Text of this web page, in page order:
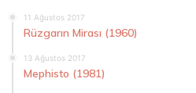
11 Ağustos 2017
Rüzgarın Mirası (1960)
13 Ağustos 2017
Mephisto (1981)